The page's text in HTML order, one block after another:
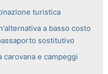
turistica
a basso costo
sostitutivo
carovana e campeggi